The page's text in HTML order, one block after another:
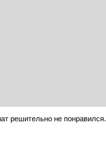
решительно не понравился.